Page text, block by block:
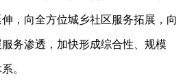
，向全方位城乡社区服务拓展，向
务渗透，加快形成综合性、规模
。